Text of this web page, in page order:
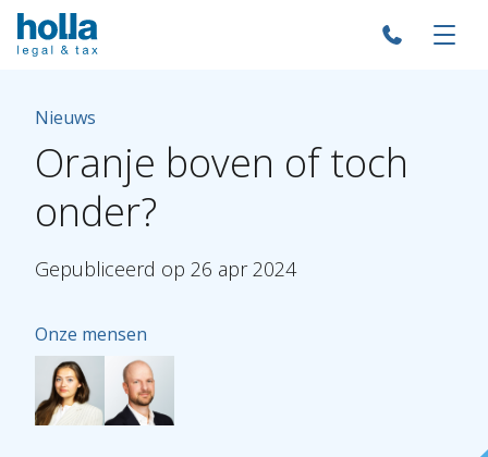
Nieuws
Oranje boven of toch
onder?
Gepubliceerd op 26 apr 2024
Onze mensen